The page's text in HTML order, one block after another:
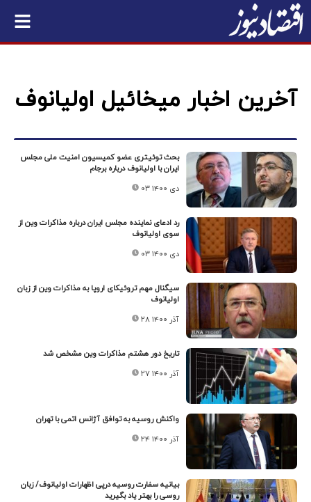
آخرین اخبار میخائیل اولیانوف
بحث توئیتری عضو کمیسیون امنیت ملی مجلس
ایران با اولیانوف درباره برجام
۰۳ دی ۱۴۰۰
رد ادعای نماینده مجلس ایران درباره مذاکرات وین از
سوی اولیانوف
۰۳ دی ۱۴۰۰
سیگنال مهم تروئیکای اروپا به مذاکرات وین از زبان
اولیانوف
۲۸ آذر ۱۴۰۰
تاریخ دور هشتم مذاکرات وین مشخص شد
۲۷ آذر ۱۴۰۰
واکنش روسیه به توافق آژانس اتمی با تهران
۲۴ آذر ۱۴۰۰
بیانیه سفارت روسیه درپی اظهارات اولیانوف/ زبان
روسی را بهتر یاد بگیرید